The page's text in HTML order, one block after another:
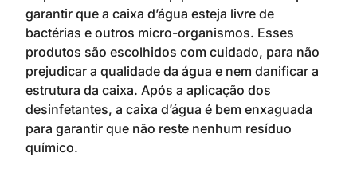
garantir que a caixa d’água esteja livre de
bactérias e outros micro-organismos. Esses
produtos são escolhidos com cuidado, para não
prejudicar a qualidade da água e nem danificar a
estrutura da caixa. Após a aplicação dos
desinfetantes, a caixa d’água é bem enxaguada
para garantir que não reste nenhum resíduo
químico.